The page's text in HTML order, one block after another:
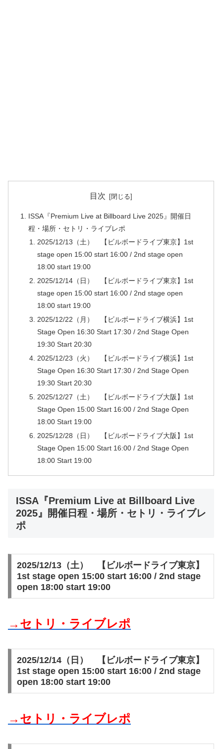
目次
ISSA『Premium Live at Billboard Live 2025』開催日
程・場所・セトリ・ライブレポ
2025/12/13（土） 【ビルボードライブ東京】1st
stage open 15:00 start 16:00 / 2nd stage open
18:00 start 19:00
2025/12/14（日） 【ビルボードライブ東京】1st
stage open 15:00 start 16:00 / 2nd stage open
18:00 start 19:00
2025/12/22（月） 【ビルボードライブ横浜】1st
Stage Open 16:30 Start 17:30 / 2nd Stage Open
19:30 Start 20:30
2025/12/23（火） 【ビルボードライブ横浜】1st
Stage Open 16:30 Start 17:30 / 2nd Stage Open
19:30 Start 20:30
2025/12/27（土） 【ビルボードライブ大阪】1st
Stage Open 15:00 Start 16:00 / 2nd Stage Open
18:00 Start 19:00
2025/12/28（日） 【ビルボードライブ大阪】1st
Stage Open 15:00 Start 16:00 / 2nd Stage Open
18:00 Start 19:00
ISSA『Premium Live at Billboard Live
2025』開催日程・場所・セトリ・ライブレ
ポ
2025/12/13（土） 【ビルボードライブ東京】
1st stage open 15:00 start 16:00 / 2nd stage
open 18:00 start 19:00
→セトリ・ライブレポ
2025/12/14（日） 【ビルボードライブ東京】
1st stage open 15:00 start 16:00 / 2nd stage
open 18:00 start 19:00
→セトリ・ライブレポ